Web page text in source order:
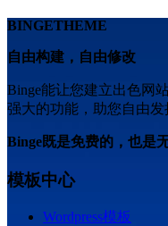
BINGETHEME
自由构建，自由修改
Binge能让您建立出色网
强大的功能，助您自由发
Binge既是免费的，也是
模板中心
Wordpress模板